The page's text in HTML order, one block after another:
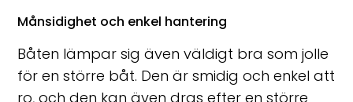
Månsidighet och enkel hantering
Båten lämpar sig även väldigt bra som jolle
för en större båt. Den är smidig och enkel att
ro, och den kan även dras efter en större